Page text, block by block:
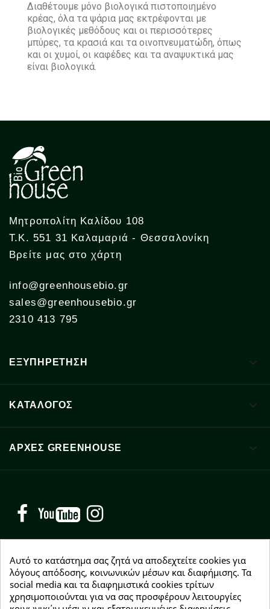
Διαθέτουμε μόνο βιολογικά πιστοποιημένο
κρέας, όλα τα ψάρια μας εκτρέφονται με
βιολογικές μεθόδους και οι περισσότερες
μπύρες, τα κρασιά και τα οινοπνευματώδη, όπως
και οι χυμοί, οι καφέδες και τα αναψυκτικά μας
είναι βιολογικά.
Μητροπολίτη Καλίδου 108
Τ.Κ. 551 31 Καλαμαριά - Θεσσαλονίκη
Βρείτε μας στο χάρτη
info@greenhousebio.gr
sales@greenhousebio.gr
2310 413 795
ΕΞΥΠΗΡΕΤΗΣΗ 
ΚΑΤΑΛΟΓΟΣ 
ΑΡΧΈΣ GREENHOUSE 
Facebook YouTube
NEWSLETTER
Εγγραφείτε δωρεάν και θα είστε οι πρώτοι που θα
Αυτό το κατάστημα σας ζητά να αποδεχτείτε cookies για
λόγους απόδοσης, κοινωνικών μέσων και διαφήμισης. Τα
social media και τα διαφημιστικά cookies τρίτων
χρησιμοποιούνται για να σας προσφέρουν λειτουργίες